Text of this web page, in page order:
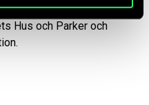
är att
Hus och Parker och